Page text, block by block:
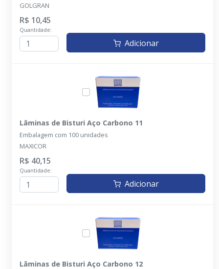
GOLGRAN
R$ 10,45
Quantidade:
Adicionar
Lâminas de Bisturi Aço Carbono 11
Embalagem com 100 unidades
MAXICOR
R$ 40,15
Quantidade:
Adicionar
Lâminas de Bisturi Aço Carbono 12